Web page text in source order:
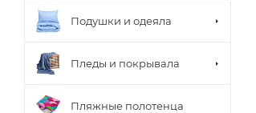
Подушки и одеяла
Пледы и покрывала
Пляжные полотенца